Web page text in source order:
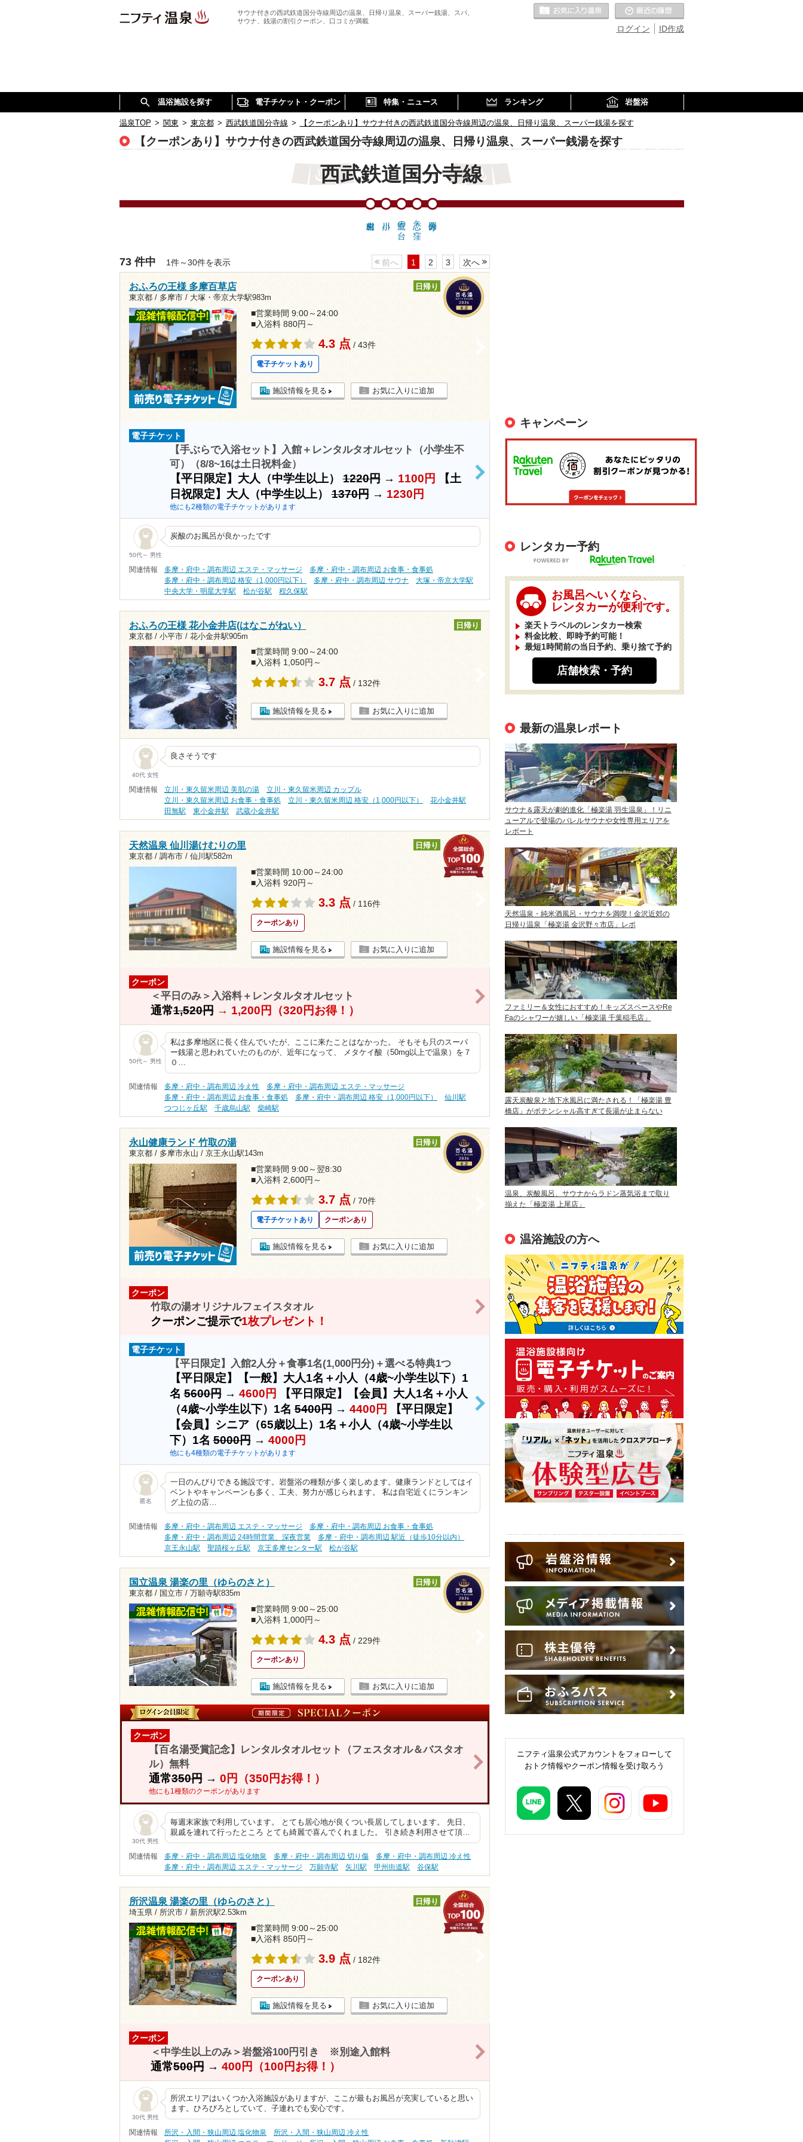
サウナ付きの西武鉄道国分寺線周辺の温泉、日帰り温泉、スーパー銭湯、スパ、
サウナ、銭湯の割引クーポン、口コミが満載
ID作成
ログイン
お気に入りの温泉
温浴施設を探す 電子チケット・クーポン 特集・ニュース ランキング 岩盤浴
温泉TOP > 関東 > 東京都 > 西武鉄道国分寺線 > 【クーポンあり】サウナ付きの西武鉄道国分寺線周辺の温泉、日帰り温泉、スーパー銭湯を探す
【クーポンあり】サウナ付きの西武鉄道国分寺線周辺の温泉、日帰り温泉、スーパー銭湯を探す
西武鉄道国分寺線
鷹の台 恋ヶ窪
73 件中 1件～30件を表示 前へ 1 2 3 次へ
おふろの王様 多摩百草店
東京都 / 多摩市 / 大塚・帝京大学駅983m
日帰り
■営業時間 9:00～24:00
■入浴料 880円～
4.3 点 / 43件
電子チケットあり
施設情報を見る お気に入りに追加
電子チケット
【手ぶらで入浴セット】入館＋レンタルタオルセット（小学生不
可）（8/8~16は土日祝料金）
【平日限定】大人（中学生以上）1220円→ 1100円
【土
日祝限定】大人（中学生以上）1370円→ 1230円
他にも2種類の電子チケットがあります
>
50代～ 男性
炭酸のお風呂が良かったです
関連情報 多摩・府中・調布周辺 エステ・マッサージ
多摩・府中・調布周辺 お食事・食事処
多摩・府中・調布周辺 格安（1,000円以下）
多摩・府中・調布周辺 サウナ
大塚・帝京大学駅
中央大学・明星大学駅
松が谷駅 程久保駅
おふろの王様 花小金井店(はなこがねい）
東京都 / 小平市 / 花小金井駅905m
日帰り
■営業時間 9:00～24:00
■入浴料 1,050円～
3.7 点 / 132件
施設情報を見る お気に入りに追加
40代 女性
良さそうです
関連情報 立川・東久留米周辺 美肌の湯
立川・東久留米周辺 カップル
立川・東久留米周辺 お食事・食事処
立川・東久留米周辺 格安（1,000円以下）
花小金井駅
田無駅
東小金井駅 武蔵小金井駅
天然温泉 仙川湯けむりの里
東京都 / 調布市 / 仙川駅582m
日帰り
■営業時間 10:00～24:00
■入浴料 920円～
3.3 点 / 116件
クーポンあり
施設情報を見る お気に入りに追加
クーポン
＜平日のみ＞入浴料＋レンタルタオルセット
通常1,520円→ 1,200円（320円お得！）
50代～ 男性
私は多摩地区に長く住んでいたが、ここに来たことはなかった。 そもそも只のスーパ
ー銭湯と思われていたのものが、近年になって、 メタケイ酸（50mg以上で温泉）を７
０…
関連情報 多摩・府中・調布周辺 冷え性
多摩・府中・調布周辺 エステ・マッサージ
多摩・府中・調布周辺 お食事・食事処
多摩・府中・調布周辺 格安（1,000円以下）
仙川駅
つつじヶ丘駅
千歳烏山駅 柴崎駅
永山健康ランド 竹取の湯
東京都 / 多摩市永山 / 京王永山駅143m
日帰り
■営業時間 9:00～翌8:30
■入浴料 2,600円～
3.7 点 / 70件
電子チケットあり クーポンあり
施設情報を見る お気に入りに追加
クーポン
竹取の湯オリジナルフェイスタオル
クーポンご提示で1枚プレゼント！
電子チケット
【平日限定】入館2人分＋食事1名(1,000円分)＋選べる特典1つ
【平日限定】【一般】大人1名＋小人（4歳~小学生以下）1
名5600円→ 4600円
【平日限定】【会員】大人1名＋小人
（4歳~小学生以下）1名5400円→ 4400円
【平日限定】
【会員】シニア（65歳以上）1名＋小人（4歳~小学生以
下）1名5000円→ 4000円
他にも4種類の電子チケットがあります
>
匿名
一日のんびりできる施設です。岩盤浴の種類が多く楽しめます。健康ランドとしてはイ
ベントやキャンペーンも多く、工夫、努力が感じられます。 私は自宅近くにランキン
グ上位の店…
関連情報 多摩・府中・調布周辺 エステ・マッサージ
多摩・府中・調布周辺 お食事・食事処
多摩・府中・調布周辺 24時間営業、深夜営業
多摩・府中・調布周辺 駅近（徒歩10分以内）
京王永山駅
聖蹟桜ヶ丘駅 京王多摩センター駅 松が谷駅
国立温泉 湯楽の里（ゆらのさと）
東京都 / 国立市 / 万願寺駅835m
日帰り
■営業時間 9:00～25:00
■入浴料 1,000円～
4.3 点 / 229件
クーポンあり
施設情報を見る お気に入りに追加
クーポン
【百名湯受賞記念】レンタルタオルセット（フェスタオル＆バスタオ
ル）無料
通常350円→ 0円（350円お得！）
他にも1種類のクーポンがあります
30代 男性
毎週末家族で利用しています。 とても居心地が良くつい長居してしまいます。 先日、
親戚を連れて行ったところ とても綺麗で喜んでくれました。 引き続き利用させて頂…
関連情報 多摩・府中・調布周辺 塩化物泉 多摩・府中・調布周辺 切り傷
多摩・府中・調布周辺 冷え性
多摩・府中・調布周辺 エステ・マッサージ
万願寺駅 矢川駅 甲州街道駅 谷保駅
所沢温泉 湯楽の里（ゆらのさと）
埼玉県 / 所沢市 / 新所沢駅2.53km
日帰り
■営業時間 9:00～25:00
■入浴料 850円～
3.9 点 / 182件
クーポンあり
施設情報を見る お気に入りに追加
クーポン
＜中学生以上のみ＞岩盤浴100円引き ※別途入館料
通常500円→ 400円（100円お得！）
30代 男性
所沢エリアはいくつか入浴施設がありますが、ここが最もお風呂が充実していると思い
ます。ひろびろとしていて、子連れでも安心です。
関連情報 所沢・入間・狭山周辺 塩化物泉
所沢・入間・狭山周辺 冷え性
キャンペーン
レンタカー予約
お風呂へいくなら、
レンタカーが便利です。
楽天トラベルのレンタカー検索
料金比較、即時予約可能！
最短1時間前の当日予約、乗り捨て予約
店舗検索・予約
最新の温泉レポート
サウナ＆露天が劇的進化「極楽湯 羽生温泉」！リニ
ューアルで登場のバレルサウナや女性専用エリアを
レポート
天然温泉・純米酒風呂・サウナを満喫！金沢近郊の
日帰り温泉「極楽湯 金沢野々市店」レポ
ファミリー＆女性におすすめ！キッズスペースやRe
Faのシャワーが嬉しい「極楽湯 千葉稲毛店」
露天炭酸泉と地下水風呂に満たされる！「極楽湯 豊
橋店」がポテンシャル高すぎて長湯が止まらない
温泉、炭酸風呂、サウナからラドン蒸気浴まで取り
揃えた「極楽湯 上尾店」
温浴施設の方へ
ニフティ温泉を使って手軽に
ニフティ温泉公式アカウントをフォローして
おトク情報やクーポン情報を受け取ろう